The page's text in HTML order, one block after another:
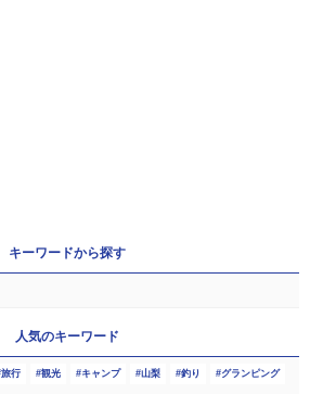
キーワードから探す
人気のキーワード
旅行 観光 キャンプ 山梨 釣り グランピング